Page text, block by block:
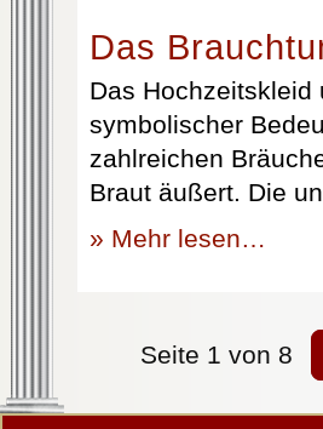
Das
Das
symbolischer
zahlreichen
Braut äußert. Die
» Mehr lesen…
Seite 1 von 8